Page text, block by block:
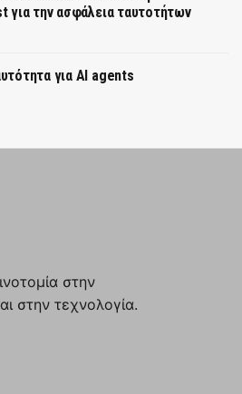
για την ασφάλεια ταυτοτήτων
για AI agents
στην
στην τεχνολογία.